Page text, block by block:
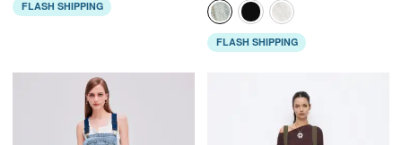
FLASH SHIPPING
FLASH SHIPPING